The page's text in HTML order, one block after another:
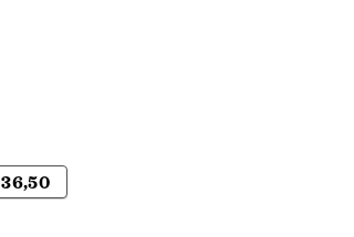
36,50